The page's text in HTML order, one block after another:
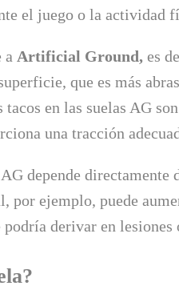
el juego o la actividad
a Artificial Ground, es
que es más
en las suelas AG son
una tracción
depende
por ejemplo, puede
derivar en